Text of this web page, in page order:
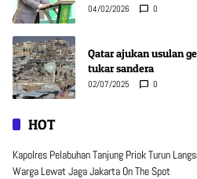
04/02/2026 0
Qatar ajukan usulan
tukar sandera
02/07/2025 0
HOT
Kapolres Pelabuhan Tanjung Priok Turun
Warga Lewat Jaga Jakarta On The Spot